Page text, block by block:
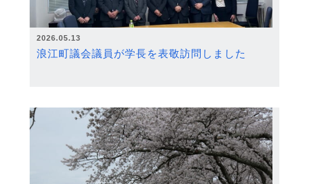
2026.05.13
浪江町議会議員が学長を表敬訪問しました